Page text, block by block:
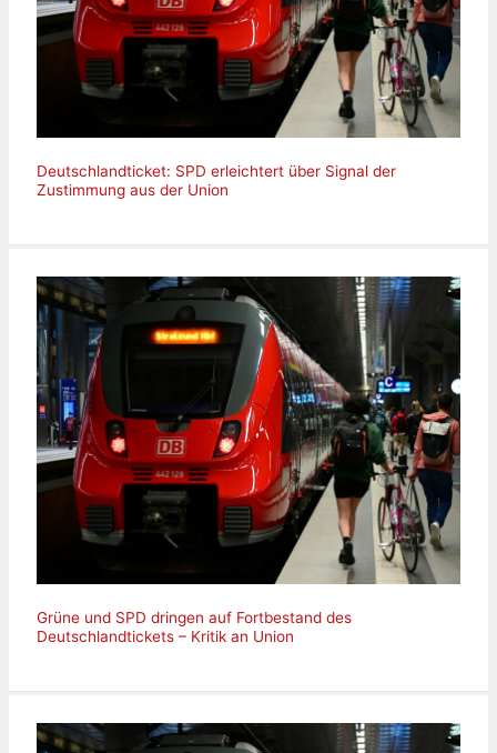
Deutschlandticket: SPD erleichtert über Signal der
Zustimmung aus der Union
Grüne und SPD dringen auf Fortbestand des
Deutschlandtickets – Kritik an Union